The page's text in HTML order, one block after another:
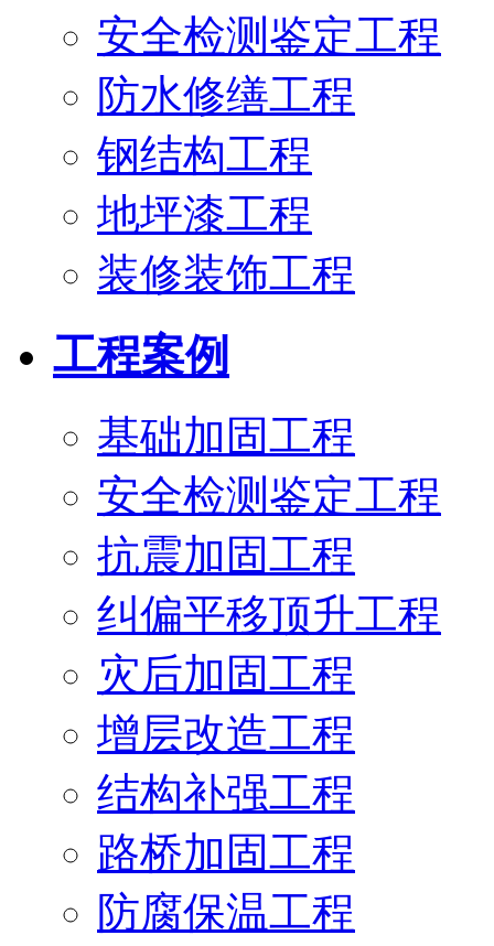
安全检测鉴定工程
防水修缮工程
钢结构工程
地坪漆工程
装修装饰工程
工程案例
基础加固工程
安全检测鉴定工程
抗震加固工程
纠偏平移顶升工程
灾后加固工程
增层改造工程
结构补强工程
路桥加固工程
防腐保温工程